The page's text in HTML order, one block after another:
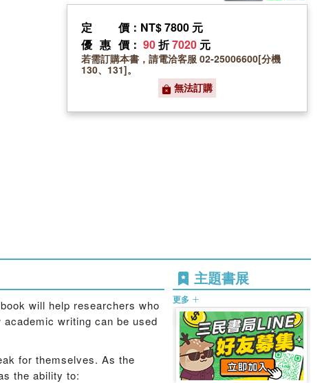
定價 ：NT$ 7800 元
優惠價 ： 90折7020 元
若需訂購本書，請電洽客服 02-25006600[分機
130、131]。
無法訂購
will help researchers who
writing can be used
for themselves. As the
the ability to:
主題書展
更多